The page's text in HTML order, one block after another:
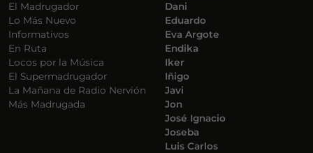
El Madrugador
Lo Más Nuevo
Informativos
En Ruta
Locos por la Música
El Supermadrugador
La Mañana de Radio Nervión
Más Madrugada
Dani
Eduardo
Eva Argote
Endika
Iker
Iñigo
Javi
Jon
José Ignacio
Joseba
Luis Carlos